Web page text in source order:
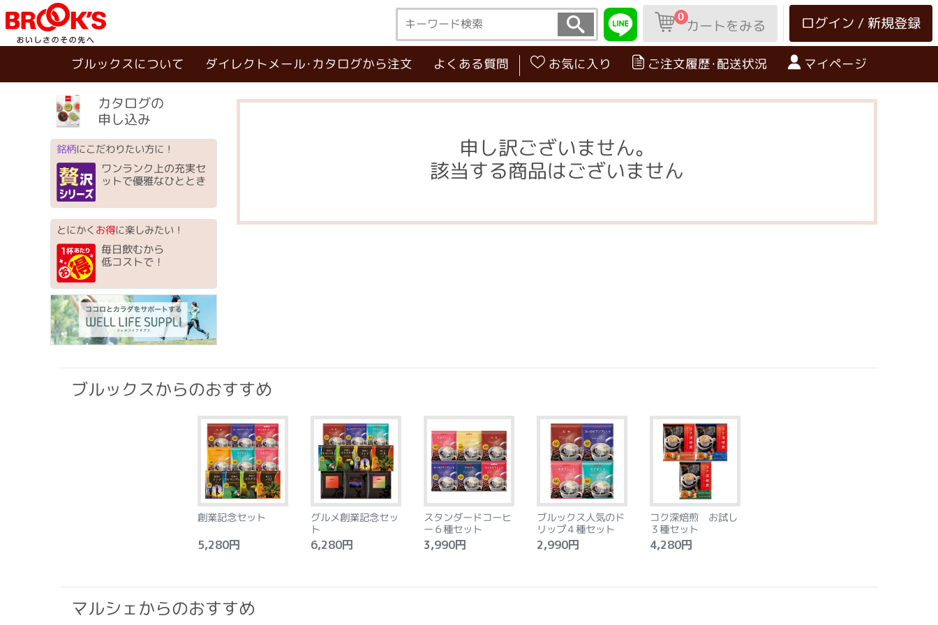
ログイン / 新規登録
0カートをみる
ブルックスについて ダイレクトメール･カタログから注文 よくある質問 お気に入り ご注文履歴･配送状況 マイページ
カタログの
申し込み
銘柄にこだわりたい方に！
ワンランク上の充実セ
ットで優雅なひととき
とにかくお得に楽しみたい！
毎日飲むから
低コストで！
申し訳ございません。
該当する商品はございません
ブルックスからのおすすめ
創業記念セット
5,280円
グルメ創業記念セッ
ト
6,280円
スタンダードコーヒ
ー６種セット
3,990円
ブルックス人気のド
リップ４種セット
2,990円
コク深焙煎 お試し
３種セット
4,280円
マルシェからのおすすめ